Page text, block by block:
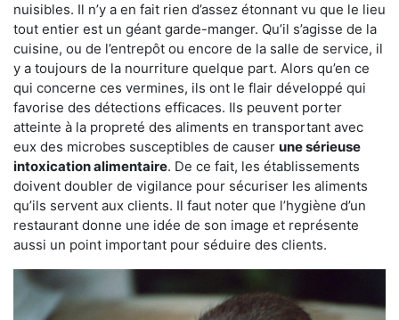
nuisibles. Il n’y a en fait rien d’assez étonnant vu que le lieu
tout entier est un géant garde-manger. Qu’il s’agisse de la
cuisine, ou de l’entrepôt ou encore de la salle de service, il
y a toujours de la nourriture quelque part. Alors qu’en ce
qui concerne ces vermines, ils ont le flair développé qui
favorise des détections efficaces. Ils peuvent porter
atteinte à la propreté des aliments en transportant avec
eux des microbes susceptibles de causer une sérieuse
intoxication alimentaire. De ce fait, les établissements
doivent doubler de vigilance pour sécuriser les aliments
qu’ils servent aux clients. Il faut noter que l’hygiène d’un
restaurant donne une idée de son image et représente
aussi un point important pour séduire des clients.